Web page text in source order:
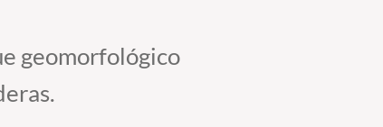
geomorfológico